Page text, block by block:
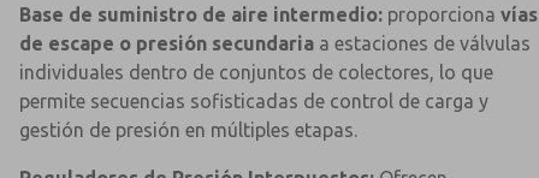
Base de suministro de aire intermedio: proporciona vías
de escape o presión secundaria a estaciones de válvulas
individuales dentro de conjuntos de colectores, lo que
permite secuencias sofisticadas de control de carga y
gestión de presión en múltiples etapas.